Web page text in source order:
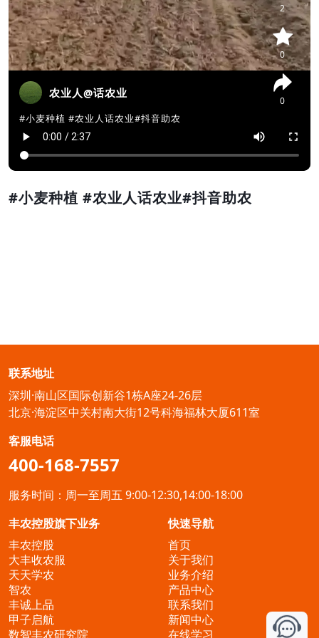
农业人@话农业
#小麦种植 #农业人话农业#抖音助农
2
0
0
#小麦种植 #农业人话农业#抖音助农
联系地址
深圳·南山区国际创新谷1栋A座24-26层
北京·海淀区中关村南大街12号科海福林大厦611室
客服电话
400-168-7557
服务时间：周一至周五 9:00-12:30,14:00-18:00
丰农控股旗下业务
丰农控股
大丰收农服
天天学农
智农
丰诚上品
甲子启航
数智丰农研究院
快速导航
首页
关于我们
业务介绍
产品中心
联系我们
新闻中心
在线学习